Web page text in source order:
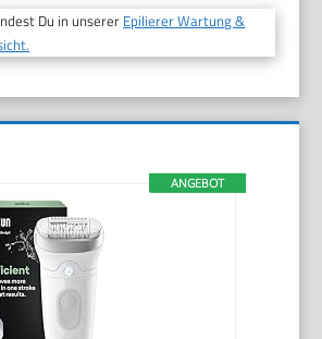
Du in unserer Epilierer Wartung &
ANGEBOT